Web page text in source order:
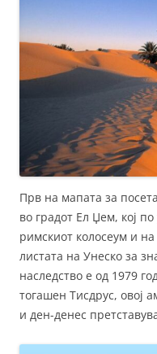
Прв на мапата за
во градот Ел Џем, кој
римскиот колосеум и
листата на Унеско за
наследство е од 1979
тогашен Тисдрус, овој
и ден-денес